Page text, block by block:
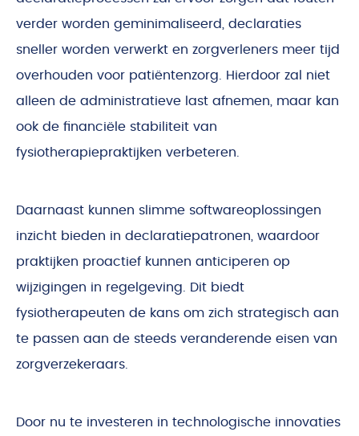
verder worden geminimaliseerd, declaraties
sneller worden verwerkt en zorgverleners meer tijd
overhouden voor patiëntenzorg. Hierdoor zal niet
alleen de administratieve last afnemen, maar kan
ook de financiële stabiliteit van
fysiotherapiepraktijken verbeteren.
Daarnaast kunnen slimme softwareoplossingen
inzicht bieden in declaratiepatronen, waardoor
praktijken proactief kunnen anticiperen op
wijzigingen in regelgeving. Dit biedt
fysiotherapeuten de kans om zich strategisch aan
te passen aan de steeds veranderende eisen van
zorgverzekeraars.
Door nu te investeren in technologische innovaties